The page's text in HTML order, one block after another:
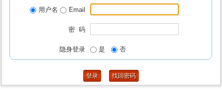
用户名
Email
密 码
隐身登录 是 否